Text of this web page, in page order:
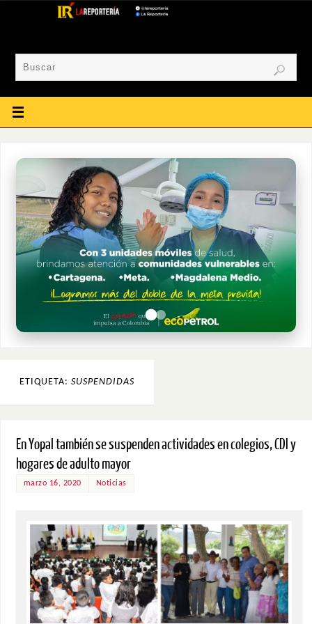
ETIQUETA: SUSPENDIDAS
En Yopal también se suspenden actividades en colegios, CDI y
hogares de adulto mayor
marzo 16, 2020 Noticias